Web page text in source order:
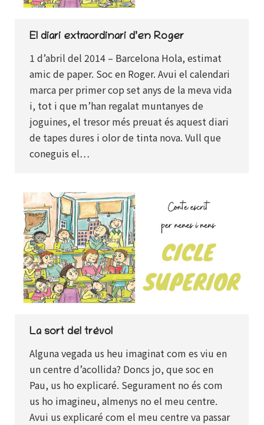
El diari extraordinari d’en Roger
1 d’abril del 2014 – Barcelona Hola, estimat
amic de paper. Soc en Roger. Avui el calendari
marca per primer cop set anys de la meva vida
i, tot i que m’han regalat muntanyes de
joguines, el tresor més preuat és aquest diari
de tapes dures i olor de tinta nova. Vull que
coneguis el…
La sort del trèvol
Alguna vegada us heu imaginat com es viu en
un centre d’acollida? Doncs jo, que soc en
Pau, us ho explicaré. Segurament no és com
us ho imagineu, almenys no el meu centre.
Avui us explicaré com el meu centre va passar